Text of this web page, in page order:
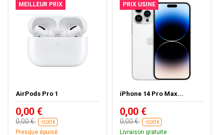
MEILLEUR PRIX
AirPods Pro 1
0,00 €
0,00 € -0,00 €
Presque épuisé
PRIX USINE
iPhone 14 Pro Max...
0,00 €
0,00 € -0,00 €
Livraison gratuite